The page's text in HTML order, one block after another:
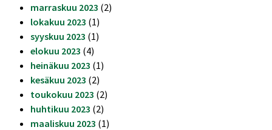
marraskuu 2023 (2)
lokakuu 2023 (1)
syyskuu 2023 (1)
elokuu 2023 (4)
heinäkuu 2023 (1)
kesäkuu 2023 (2)
toukokuu 2023 (2)
huhtikuu 2023 (2)
maaliskuu 2023 (1)